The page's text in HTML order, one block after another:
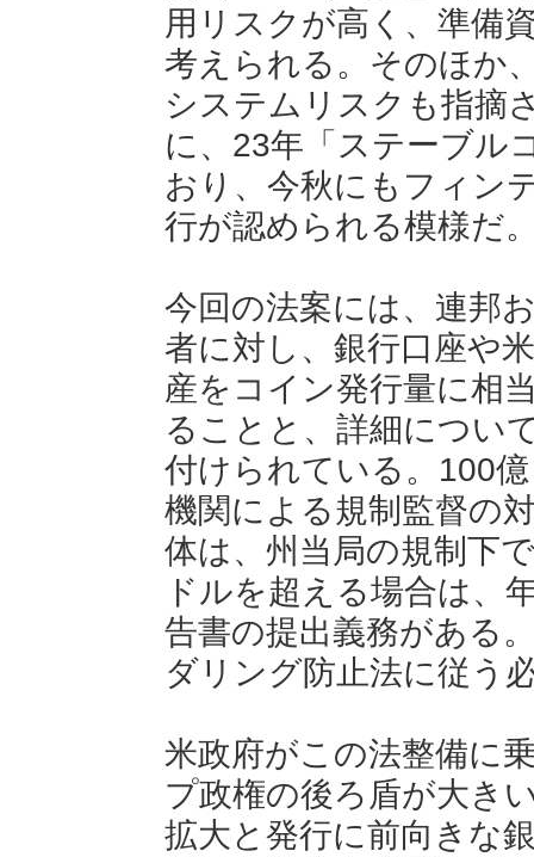
用リスクが高く、準備
考えられる。そのほか
システムリスクも指摘
に、23年「ステーブル
おり、今秋にもフィン
行が認められる模様だ
今回の法案には、連邦
者に対し、銀行口座や
産をコイン発行量に相
ることと、詳細につい
付けられている。100
機関による規制監督の
体は、州当局の規制下
ドルを超える場合は、
告書の提出義務がある
ダリング防止法に従う
米政府がこの法整備に
プ政権の後ろ盾が大き
拡大と発行に前向きな